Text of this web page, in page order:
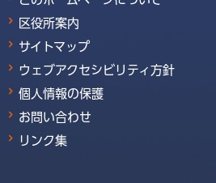
区役所案内
サイトマップ
ウェブアクセシビリティ方針
個人情報の保護
お問い合わせ
リンク集